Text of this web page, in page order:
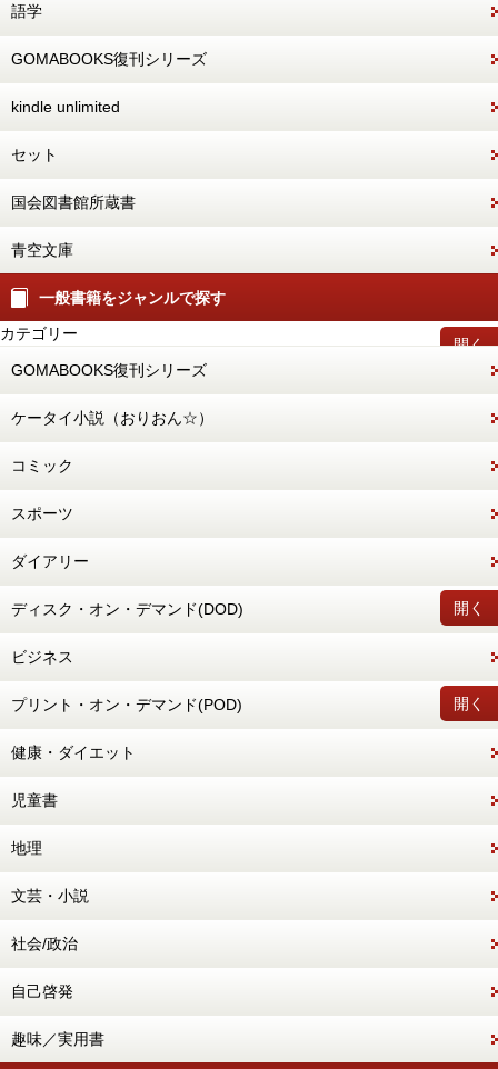
語学
GOMABOOKS復刊シリーズ
kindle unlimited
セット
国会図書館所蔵書
青空文庫
一般書籍をジャンルで探す
開く
カテゴリー
GOMABOOKS復刊シリーズ
ケータイ小説（おりおん☆）
コミック
スポーツ
ダイアリー
開く
ディスク・オン・デマンド(DOD)
ビジネス
開く
プリント・オン・デマンド(POD)
健康・ダイエット
児童書
地理
文芸・小説
社会/政治
自己啓発
趣味／実用書